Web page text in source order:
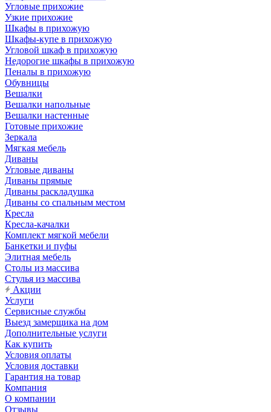
Угловые прихожие
Узкие прихожие
Шкафы в прихожую
Шкафы-купе в прихожую
Угловой шкаф в прихожую
Недорогие шкафы в прихожую
Пеналы в прихожую
Обувницы
Вешалки
Вешалки напольные
Вешалки настенные
Готовые прихожие
Зеркала
Мягкая мебель
Диваны
Угловые диваны
Диваны прямые
Диваны раскладушка
Диваны со спальным местом
Кресла
Кресла-качалки
Комплект мягкой мебели
Банкетки и пуфы
Элитная мебель
Столы из массива
Стулья из массива
Акции
Услуги
Сервисные службы
Выезд замерщика на дом
Дополнительные услуги
Как купить
Условия оплаты
Условия доставки
Гарантия на товар
Компания
О компании
Отзывы